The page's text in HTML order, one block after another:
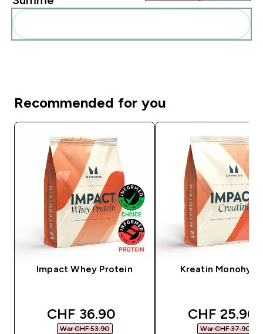
Recommended for you
Impact Whey Protein
discounted price
CHF 36.90‎
War CHF 53.90‎
Kreatin
discounted
CHF 25.90‎
War CHF 37.90‎